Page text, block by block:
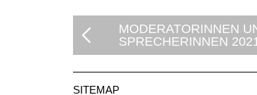
MODERATORINNEN
SPRECHERINNEN
SITEMAP